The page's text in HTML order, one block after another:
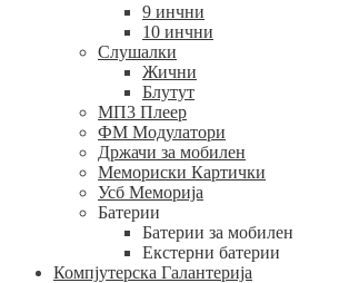
9 инчни
10 инчни
Слушалки
Жични
Блутут
МП3 Плеер
ФМ Модулатори
Држачи за мобилен
Мемориски Картички
Усб Меморија
Батерии
Батерии за мобилен
Екстерни батерии
Компјутерска Галантерија